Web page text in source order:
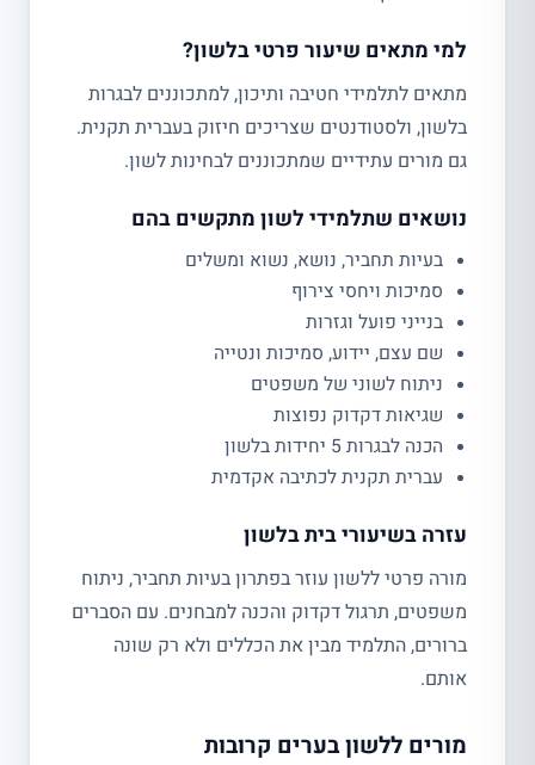
למי מתאים שיעור פרטי בלשון?
מתאים לתלמידי חטיבה ותיכון, למתכוננים לבגרות
בלשון, ולסטודנטים שצריכים חיזוק בעברית תקנית.
גם מורים עתידיים שמתכוננים לבחינות לשון.
נושאים שתלמידי לשון מתקשים בהם
בעיות תחביר, נושא, נשוא ומשלים
סמיכות ויחסי צירוף
בנייני פועל וגזרות
שם עצם, יידוע, סמיכות ונטייה
ניתוח לשוני של משפטים
שגיאות דקדוק נפוצות
הכנה לבגרות 5 יחידות בלשון
עברית תקנית לכתיבה אקדמית
עזרה בשיעורי בית בלשון
מורה פרטי ללשון עוזר בפתרון בעיות תחביר, ניתוח
משפטים, תרגול דקדוק והכנה למבחנים. עם הסברים
ברורים, התלמיד מבין את הכללים ולא רק שונה
אותם.
מורים ללשון בערים קרובות